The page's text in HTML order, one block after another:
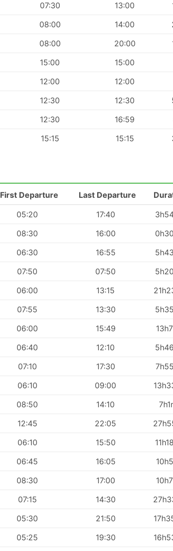
07:30 13:00
08:00 14:00
08:00 20:00
15:00 15:00
12:00 12:00
12:30 12:30
12:30 16:59
15:15 15:15
First Departure Last Departure
05:20 17:40
08:30 16:00
06:30 16:55
07:50 07:50
06:00 13:15
07:55 13:30
06:00 15:49
06:40 12:10
07:10 17:30
06:10 09:00
08:50 14:10
12:45 22:05
06:10 15:50
06:45 16:05
08:30 17:00
07:15 14:30
05:30 21:50
05:25 19:30